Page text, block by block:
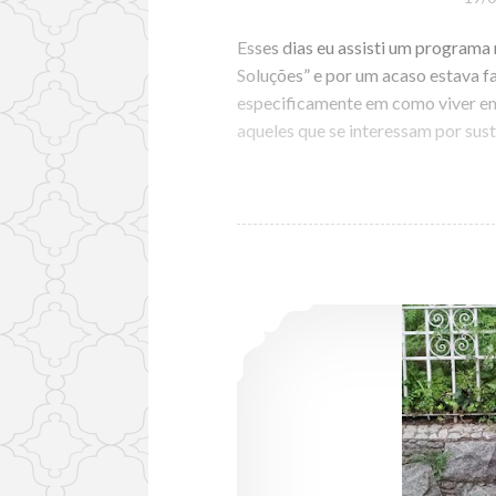
Esses dias eu assisti um
Soluções” e por um acaso estava
especificamente em como viver
aqueles que se interessam por